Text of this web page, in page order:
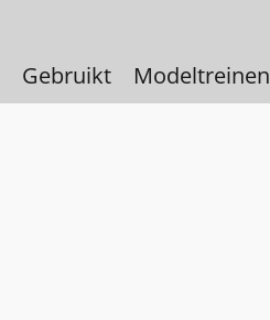
Gebruikt Modeltreinen